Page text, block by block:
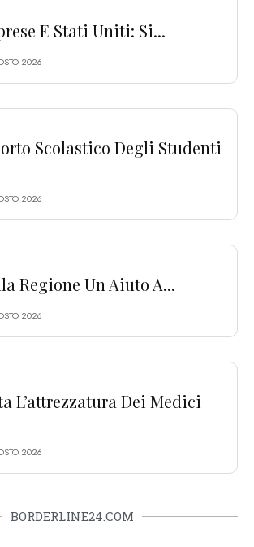
E Stati Uniti: Si...
2026
Scolastico Degli Studenti
2026
Regione Un Aiuto A...
2026
L’attrezzatura Dei Medici
2026
BORDERLINE24.COM